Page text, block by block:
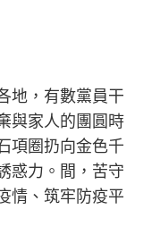
，有數黨員干
與家人的團圓時
項圈扔向金色千
惑力。間，苦守
情、筑牢防疫平